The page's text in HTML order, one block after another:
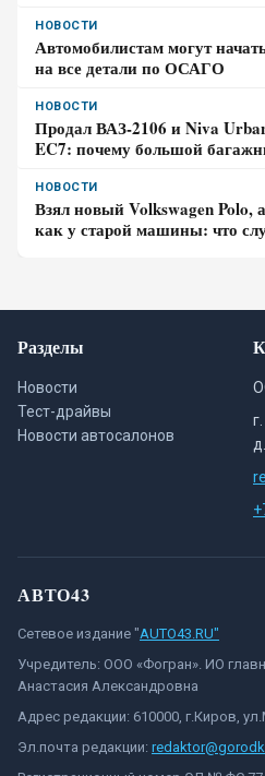
НОВОСТИ
Автомобилистам могут
на все детали по ОСАГО
НОВОСТИ
Продал ВАЗ-2106 и Niva
EC7: почему большой
НОВОСТИ
Взял новый Volkswagen Polo,
как у старой машины: что
Разделы
Новости
Тест-драйвы
Новости автосалонов
АВТО43
Сетевое издание "AUTO43.RU"
Учредитель: ООО «Фогран». ИО
Анастасия Александровна
Адрес редакции: 610000, г.Киров,
Эл.почта редакции: